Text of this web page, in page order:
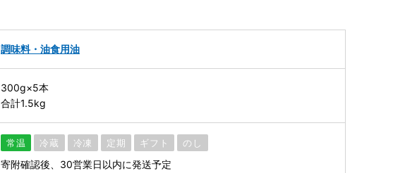
調味料・油食用油
300g×5本
合計1.5kg
常温 冷蔵 冷凍 定期 ギフト のし
寄附確認後、30営業日以内に発送予定